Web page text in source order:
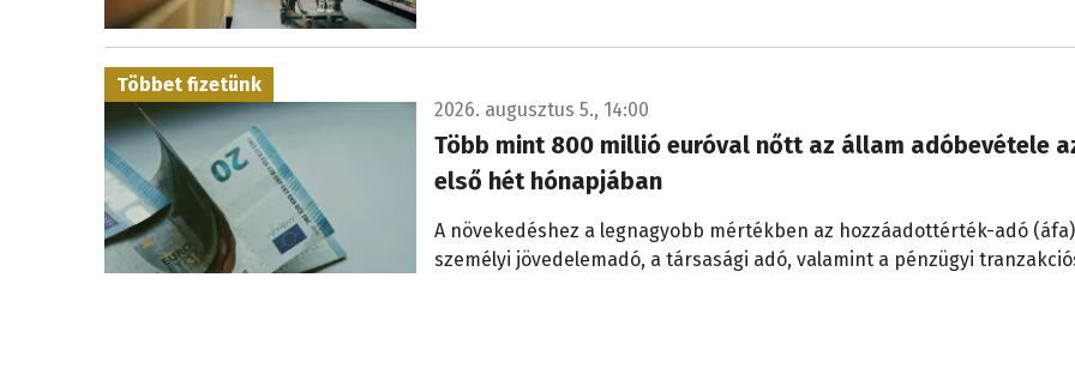
Többet fizetünk
2026. augusztus 5., 14:00
Több mint 800 millió euróval nőtt az állam adóbevétele
első hét hónapjában
A növekedéshez a legnagyobb mértékben az hozzáadottérték-adó
személyi jövedelemadó, a társasági adó, valamint a pénzügyi